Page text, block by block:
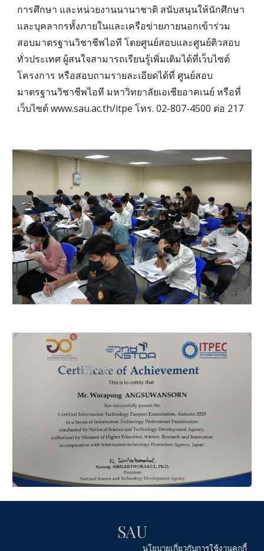
การศึกษา และหน่วยงานนานาชาติ สนับสนุนให้นักศึกษา
และบุคลากรทั้งภายในและเครือข่ายภายนอกเข้าร่วม
สอบมาตรฐานวิชาชีพไอที โดยศูนย์สอบและศูนย์ติวสอบ
ทั่วประเทศ ผู้สนใจสามารถเรียนรู้เพิ่มเติมได้ที่เว็บไซต์
โครงการ หรือสอบถามรายละเอียดได้ที่ ศูนย์สอบ
มาตรฐานวิชาชีพไอที มหาวิทยาลัยเอเชียอาคเนย์ หรือที่
เว็บไซต์ www.sau.ac.th/itpe โทร. 02-807-4500 ต่อ 217
SAU
นโยบายเกี่ยวกับการใช้งานคุกกี้